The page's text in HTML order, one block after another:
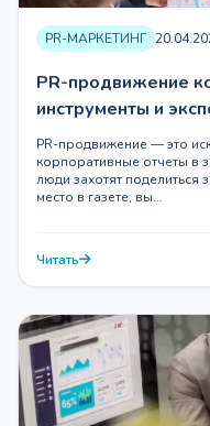
PR-МАРКЕТИНГ
PR-продвижение
инструменты и
PR-продвижение — это
корпоративные отчеты в
люди захотят поделиться
место в газете, вы…
Читать